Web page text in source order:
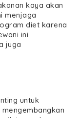
kaya akan
menjaga
diet karena
ini
juga
untuk